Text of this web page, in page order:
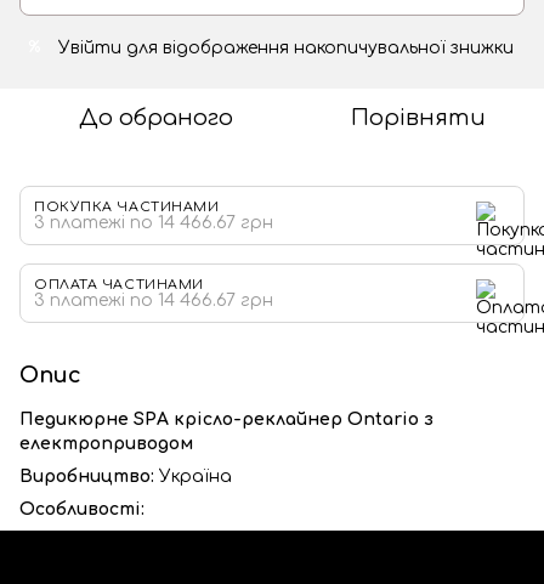
Увійти для відображення накопичувальної знижки
До обраного Порівняти
ПОКУПКА ЧАСТИНАМИ
3 платежі по 14 466.67 грн
ОПЛАТА ЧАСТИНАМИ
3 платежі по 14 466.67 грн
Опис
Педикюрне SPA крісло-реклайнер Ontario з
електроприводом
Виробництво: Україна
Особливості: